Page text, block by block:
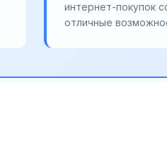
интернет-покупок
отличные